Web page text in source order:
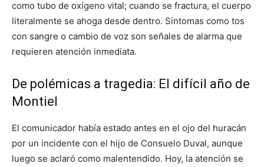
como tubo de oxígeno vital; cuando se fractura, el cuerpo
literalmente se ahoga desde dentro. Síntomas como tos
con sangre o cambio de voz son señales de alarma que
requieren atención inmediata.
De polémicas a tragedia: El difícil año de
Montiel
El comunicador había estado antes en el ojo del huracán
por un incidente con el hijo de Consuelo Duval, aunque
luego se aclaró como malentendido. Hoy, la atención se